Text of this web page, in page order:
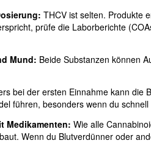
THCV ist selten. Produkte
prüfe die Laborberichte
Mund: Beide Substanzen können
bei der ersten Einnahme kann die
führen, besonders wenn du schnell
Medikamenten: Wie alle
Wenn du Blutverdünner oder